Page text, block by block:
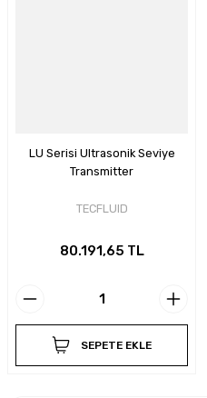
LU Serisi Ultrasonik Seviye
Transmitter
TECFLUID
80.191,65 TL
SEPETE EKLE